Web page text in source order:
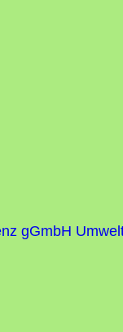
gGmbH